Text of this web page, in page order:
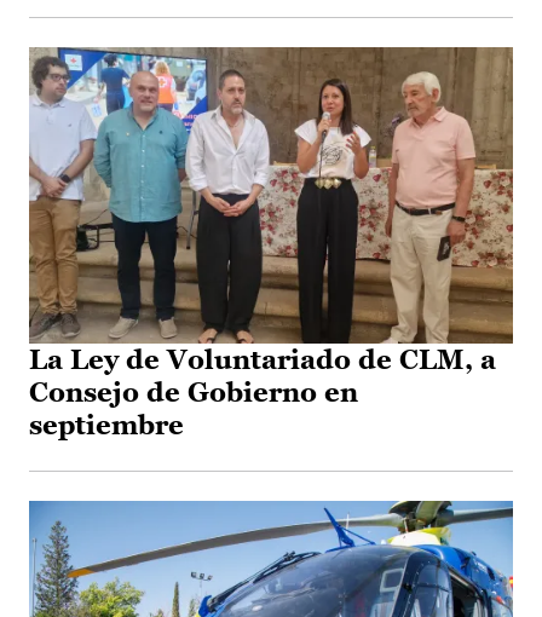
La Ley de Voluntariado de CLM, a
Consejo de Gobierno en
septiembre